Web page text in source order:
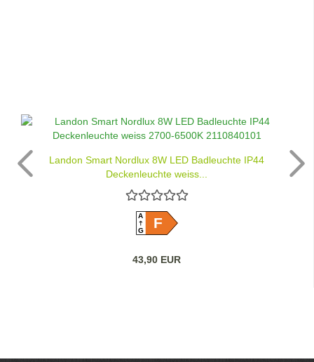
Landon Smart Nordlux 8W LED Badleuchte IP44
Deckenleuchte weiss...
A
GF
43,90 EUR